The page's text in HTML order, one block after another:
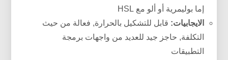
إما بوليمرية أو ألو مع HSL
الايجابيات: قابل للتشكيل بالحرارة, فعالة من حيث
التكلفة, حاجز جيد للعديد من واجهات برمجة
التطبيقات